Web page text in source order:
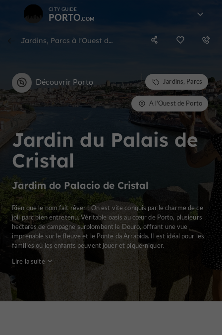
CITY GUIDE
PORTO
Jardins, Parcs à l'Ouest de Porto
Jardin du Palais de
Cristal
Jardim do Palacio de Cristal
Découvrir Porto Jardins, Parcs
A l'Ouest de Porto
Rien que le nom fait rêver ! On est vite conquis par le charme de ce
joli parc bien entretenu. Véritable oasis au cœur de Porto, plusieurs
hectares de campagne surplombent le Douro, offrant une vue
imprenable sur le fleuve et le Ponte da Arrabida. Il est idéal pour les
familles où les enfants peuvent jouer et pique-niquer.
Lire la suite